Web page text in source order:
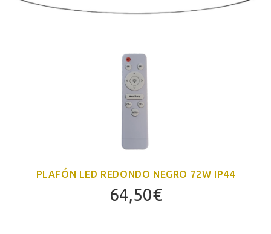
PLAFÓN LED REDONDO NEGRO 72W IP44
64,50€